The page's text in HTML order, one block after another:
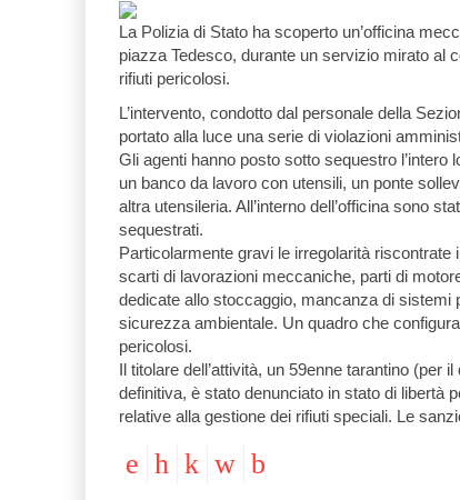
La Polizia di Stato ha scoperto un’officina
piazza Tedesco, durante un servizio mirato al
rifiuti pericolosi.
L’intervento, condotto dal personale della
portato alla luce una serie di violazioni
Gli agenti hanno posto sotto sequestro l’intero
un banco da lavoro con utensili, un ponte
altra utensileria. All’interno dell’officina sono
sequestrati.
Particolarmente gravi le irregolarità
scarti di lavorazioni meccaniche, parti di
dedicate allo stoccaggio, mancanza di
sicurezza ambientale. Un quadro che
pericolosi.
Il titolare dell’attività, un 59enne tarantino (per
definitiva, è stato denunciato in stato di libertà
relative alla gestione dei rifiuti speciali. Le